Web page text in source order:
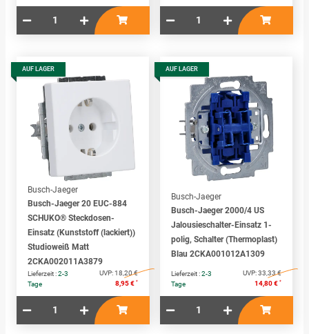
AUF LAGER
Busch-Jaeger
Busch-Jaeger 20 EUC-884
SCHUKO® Steckdosen-
Einsatz (Kunststoff (lackiert))
Studioweiß Matt
2CKA002011A3879
Lieferzeit :2-3
Tage
UVP:18,20 €
8,95 € *
AUF LAGER
Busch-Jaeger
Busch-Jaeger 2000/4 US
Jalousieschalter-Einsatz 1-
polig, Schalter (Thermoplast)
Blau 2CKA001012A1309
Lieferzeit :2-3
Tage
UVP:33,33 €
14,80 € *